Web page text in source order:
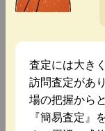
査定には大き
訪問査定があ
場の把握から
『簡易査定』